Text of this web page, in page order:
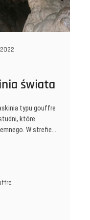
świata
typu gouffre
które
W strefie…